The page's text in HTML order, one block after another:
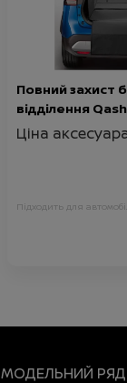
Повний захист
відділення
Ціна
Підходить для
МОДЕЛЬНИЙ РЯД